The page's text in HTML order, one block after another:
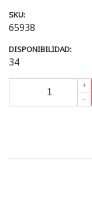
SKU:
65938
DISPONIBILIDAD:
34
+
-